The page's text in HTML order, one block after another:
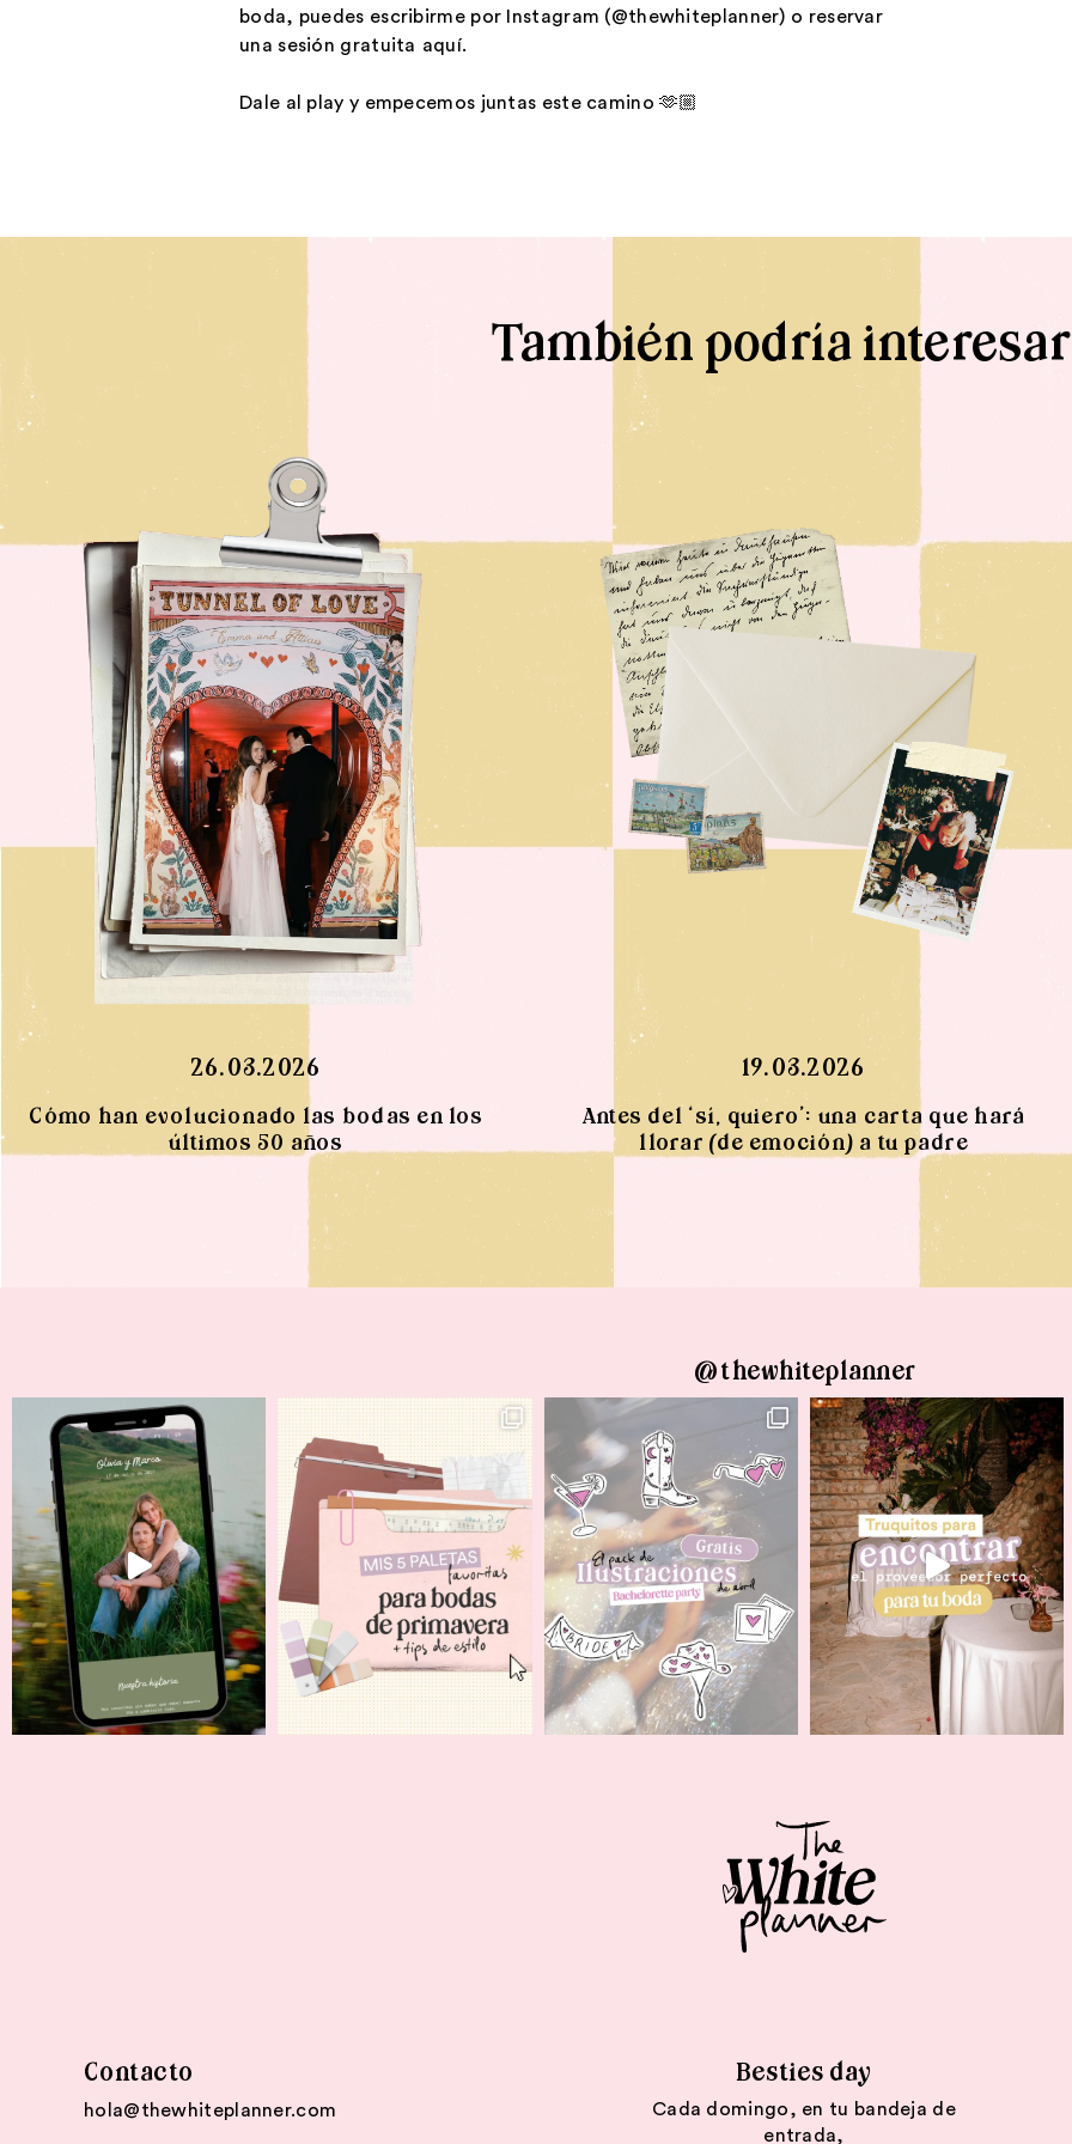
boda, puedes escribirme por Instagram (@thewhiteplanner) o reservar
una sesión gratuita ⁠aquí⁠.
Dale al play y empecemos juntas este camino 🫶🏼
También podría
26.03.2026
Cómo han evolucionado las bodas en los
últimos 50 años
19.03.2026
Antes del ‘sí, quiero’: una carta que hará
llorar (de emoción) a tu padre
@thewhiteplanner
Contacto
hola@thewhiteplanner.com
Besties day
Cada domingo, en tu bandeja de
entrada,